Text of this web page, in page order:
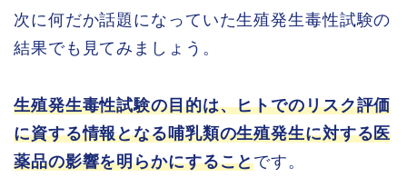
次に何だか話題になっていた生殖発生毒性試験の
結果でも見てみましょう。
生殖発生毒性試験の目的は、ヒトでのリスク評価
に資する情報となる哺乳類の生殖発生に対する医
薬品の影響を明らかにすることです。